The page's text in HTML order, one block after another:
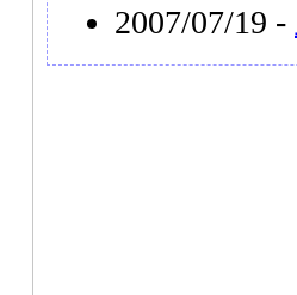
2007/07/19 -